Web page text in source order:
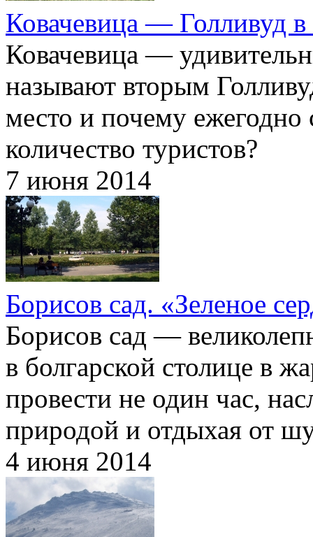
Ковачевица — Голливуд в
Ковачевица —
называют вторым
место и почему
количество туристов?
7 июня 2014
Борисов сад. «Зеленое
Борисов сад —
в болгарской столице в
провести не один час,
природой и отдыхая от
4 июня 2014